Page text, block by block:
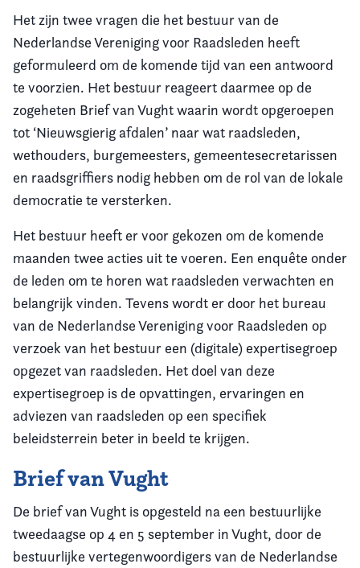
Het zijn twee vragen die het bestuur van de
Nederlandse Vereniging voor Raadsleden heeft
geformuleerd om de komende tijd van een antwoord
te voorzien. Het bestuur reageert daarmee op de
zogeheten Brief van Vught waarin wordt opgeroepen
tot ‘Nieuwsgierig afdalen’ naar wat raadsleden,
wethouders, burgemeesters, gemeentesecretarissen
en raadsgriffiers nodig hebben om de rol van de lokale
democratie te versterken.
Het bestuur heeft er voor gekozen om de komende
maanden twee acties uit te voeren. Een enquête onder
de leden om te horen wat raadsleden verwachten en
belangrijk vinden. Tevens wordt er door het bureau
van de Nederlandse Vereniging voor Raadsleden op
verzoek van het bestuur een (digitale) expertisegroep
opgezet van raadsleden. Het doel van deze
expertisegroep is de opvattingen, ervaringen en
adviezen van raadsleden op een specifiek
beleidsterrein beter in beeld te krijgen.
Brief van Vught
De brief van Vught is opgesteld na een bestuurlijke
tweedaagse op 4 en 5 september in Vught, door de
bestuurlijke vertegenwoordigers van de Nederlandse